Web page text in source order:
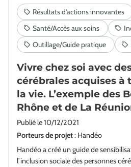
Vivre chez soi avec
cérébrales acquises à
la vie. L’exemple des
Rhône et de La
Publié le10/12/2021
Porteurs de projet: Handéo
Handéo a créé un guide de
l’inclusion sociale des personnes